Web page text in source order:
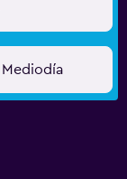
Mediodía